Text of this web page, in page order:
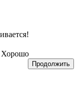
Хорошо
Продолжить